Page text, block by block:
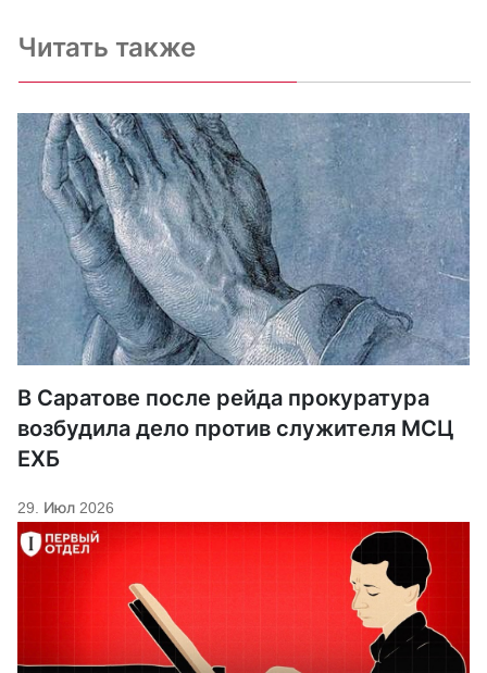
Читать также
В Саратове после рейда прокуратура
возбудила дело против служителя МСЦ
ЕХБ
29. Июл 2026